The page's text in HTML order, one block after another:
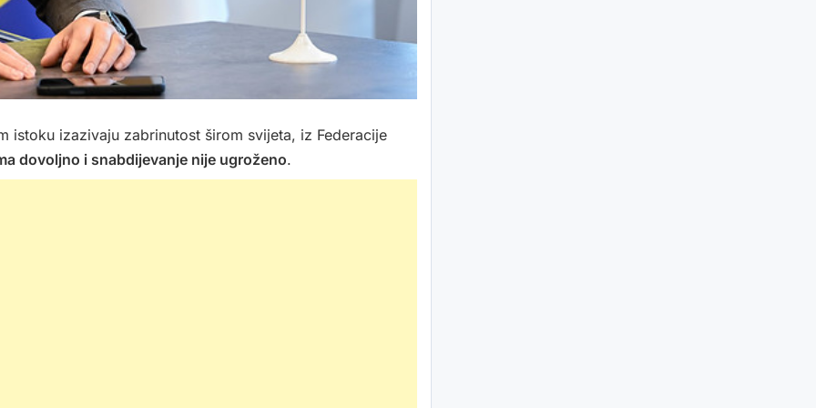
istoku izazivaju zabrinutost širom svijeta, iz Federacije
dovoljno i snabdijevanje nije ugroženo.